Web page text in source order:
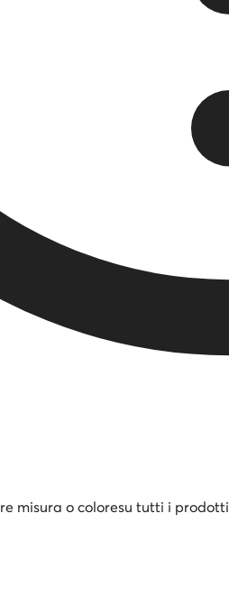
misura o coloresu tutti i prodotti